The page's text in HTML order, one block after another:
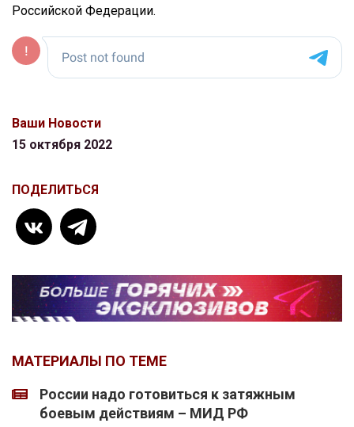
Российской Федерации.
Ваши Новости
15 октября 2022
ПОДЕЛИТЬСЯ
МАТЕРИАЛЫ ПО ТЕМЕ
России надо готовиться к затяжным
боевым действиям – МИД РФ